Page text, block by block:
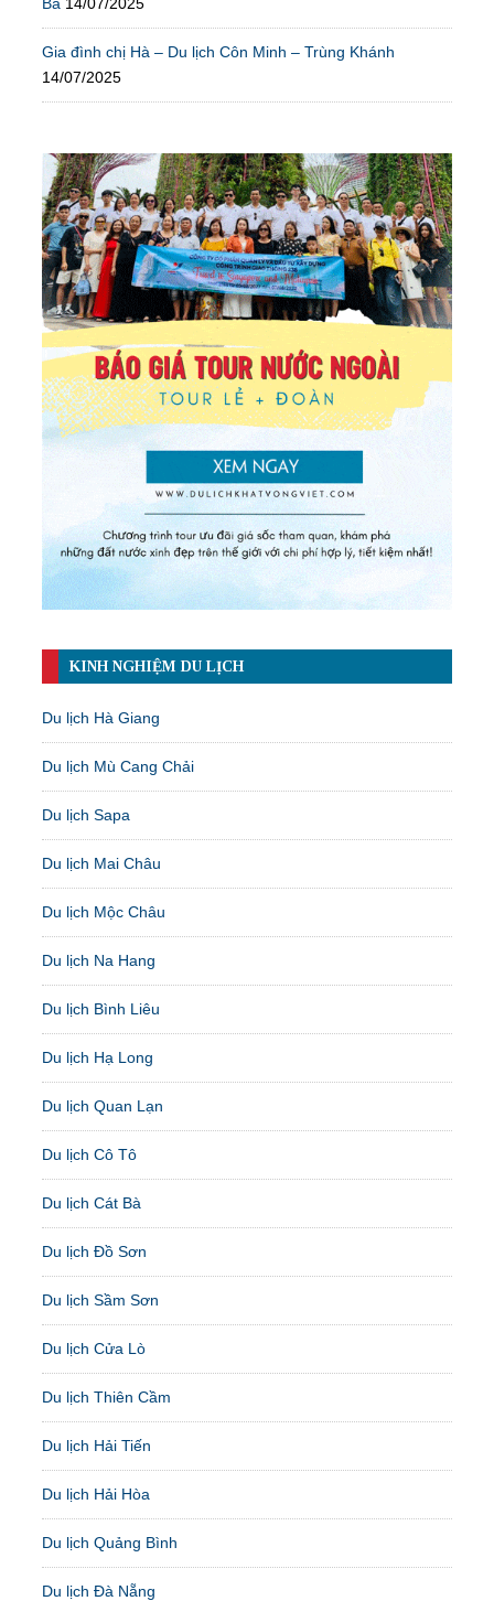
Bà 14/07/2025
Gia đình chị Hà – Du lịch Côn Minh – Trùng Khánh
14/07/2025
KINH NGHIỆM DU LỊCH
Du lịch Hà Giang
Du lịch Mù Cang Chải
Du lịch Sapa
Du lịch Mai Châu
Du lịch Mộc Châu
Du lịch Na Hang
Du lịch Bình Liêu
Du lịch Hạ Long
Du lịch Quan Lạn
Du lịch Cô Tô
Du lịch Cát Bà
Du lịch Đồ Sơn
Du lịch Sầm Sơn
Du lịch Cửa Lò
Du lịch Thiên Cầm
Du lịch Hải Tiến
Du lịch Hải Hòa
Du lịch Quảng Bình
Du lịch Đà Nẵng